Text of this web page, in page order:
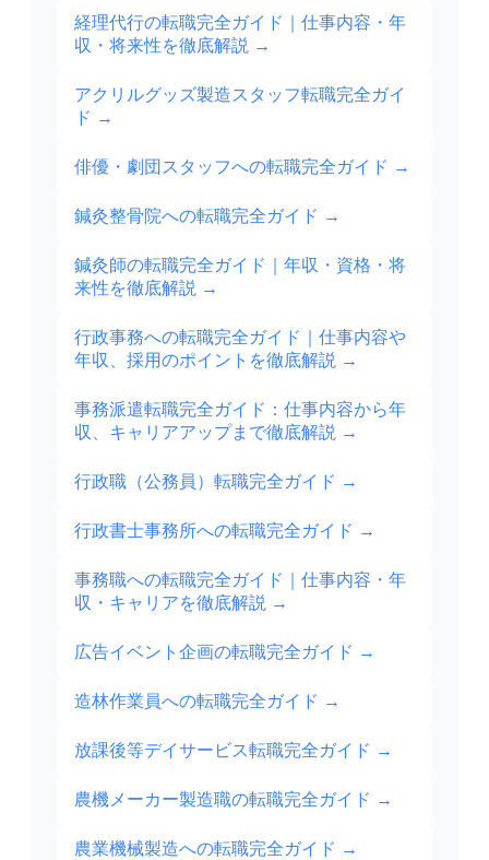
経理代行の転職完全ガイド｜仕事内容・年
収・将来性を徹底解説 →
アクリルグッズ製造スタッフ転職完全ガイ
ド →
俳優・劇団スタッフへの転職完全ガイド →
鍼灸整骨院への転職完全ガイド →
鍼灸師の転職完全ガイド｜年収・資格・将
来性を徹底解説 →
行政事務への転職完全ガイド｜仕事内容や
年収、採用のポイントを徹底解説 →
事務派遣転職完全ガイド：仕事内容から年
収、キャリアアップまで徹底解説 →
行政職（公務員）転職完全ガイド →
行政書士事務所への転職完全ガイド →
事務職への転職完全ガイド｜仕事内容・年
収・キャリアを徹底解説 →
広告イベント企画の転職完全ガイド →
造林作業員への転職完全ガイド →
放課後等デイサービス転職完全ガイド →
農機メーカー製造職の転職完全ガイド →
農業機械製造への転職完全ガイド →